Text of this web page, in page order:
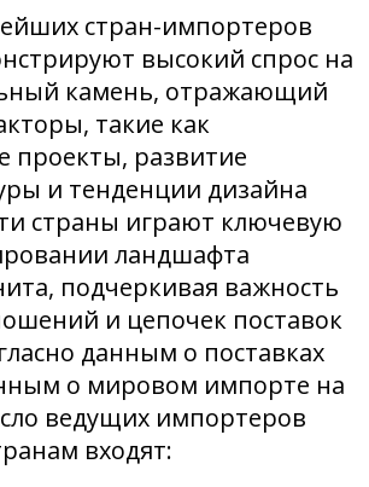
стран-импортеров
высокий спрос на
камень, отражающий
такие как
проекты, развитие
и тенденции дизайна
страны играют ключевую
ландшафта
подчеркивая важность
и цепочек поставок
данным о поставках
о мировом импорте на
ведущих импортеров
входят: